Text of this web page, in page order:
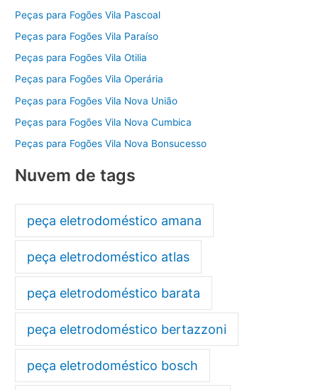
Peças para Fogões Vila Pascoal
Peças para Fogões Vila Paraíso
Peças para Fogões Vila Otilia
Peças para Fogões Vila Operária
Peças para Fogões Vila Nova União
Peças para Fogões Vila Nova Cumbica
Peças para Fogões Vila Nova Bonsucesso
Nuvem de tags
peça eletrodoméstico amana
peça eletrodoméstico atlas
peça eletrodoméstico barata
peça eletrodoméstico bertazzoni
peça eletrodoméstico bosch